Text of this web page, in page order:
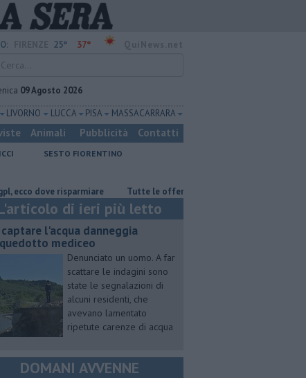
25° 37°
09 Agosto 2026
LIVORNO LUCCA PISA MASSA CARRARA
Animali Pubblicità Contatti
SESTO FIORENTINO
risparmiare ​Tutte le offerte di lavoro in provincia di Firenze
di ieri più letto
captare l'acqua danneggia
mediceo
Denunciato un uomo. A far
scattare le indagini sono
state le segnalazioni di
alcuni residenti, che
avevano lamentato
ripetute carenze di acqua
DOMANI AVVENNE